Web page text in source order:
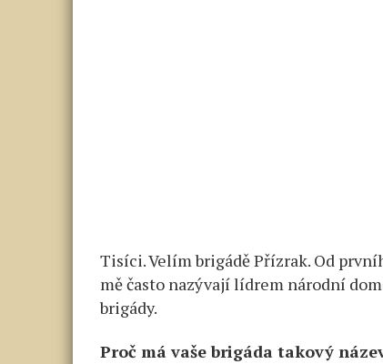
Tisíci. Velím brigádě Přízrak. Od
mě často nazývají lídrem národní
brigády.
Proč má vaše brigáda takový